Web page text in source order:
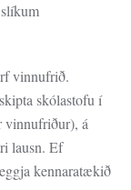
vinnufrið.
skólastofu í
vinnufriður), á
lausn. Ef
kennaratækið